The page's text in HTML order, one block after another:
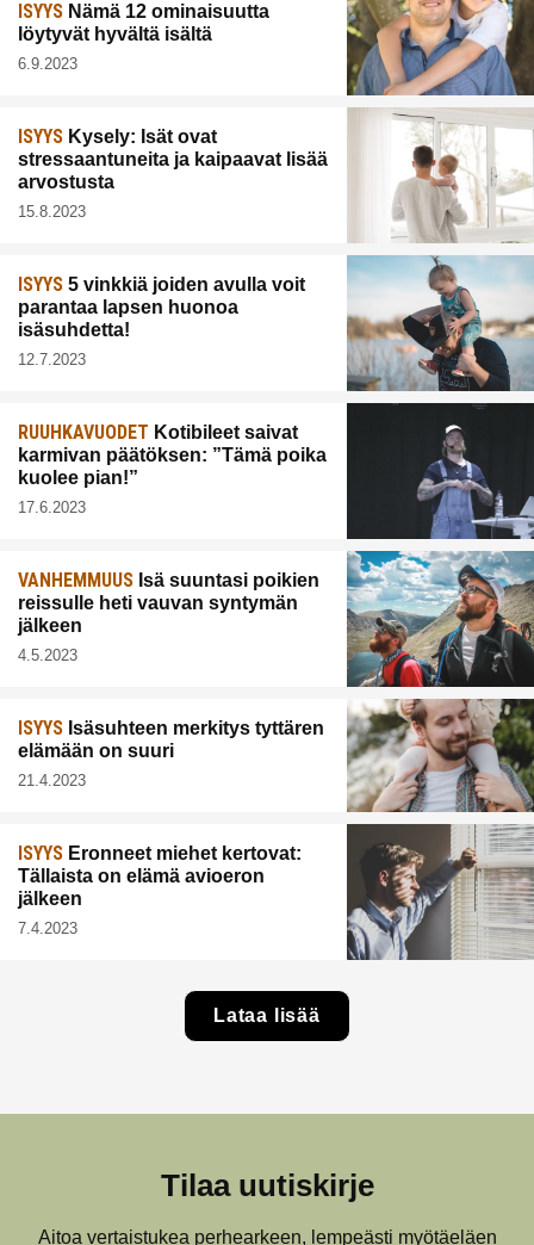
ISYYS Nämä 12 ominaisuutta
löytyvät hyvältä isältä
6.9.2023
ISYYS Kysely: Isät ovat
stressaantuneita ja kaipaavat lisää
arvostusta
15.8.2023
ISYYS 5 vinkkiä joiden avulla voit
parantaa lapsen huonoa
isäsuhdetta!
12.7.2023
RUUHKAVUODET Kotibileet saivat
karmivan päätöksen: ”Tämä poika
kuolee pian!”
17.6.2023
VANHEMMUUS Isä suuntasi poikien
reissulle heti vauvan syntymän
jälkeen
4.5.2023
ISYYS Isäsuhteen merkitys tyttären
elämään on suuri
21.4.2023
ISYYS Eronneet miehet kertovat:
Tällaista on elämä avioeron
jälkeen
7.4.2023
Lataa lisää
Tilaa uutiskirje
Aitoa vertaistukea perhearkeen, lempeästi myötäeläen